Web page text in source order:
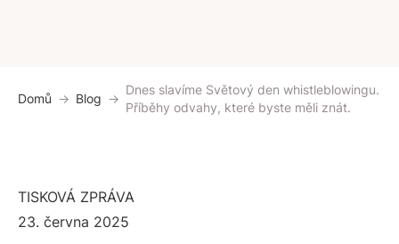
Domů Blog
Dnes slavíme Světový den whistleblowingu.
Příběhy odvahy, které byste měli znát.
TISKOVÁ ZPRÁVA
23. června 2025